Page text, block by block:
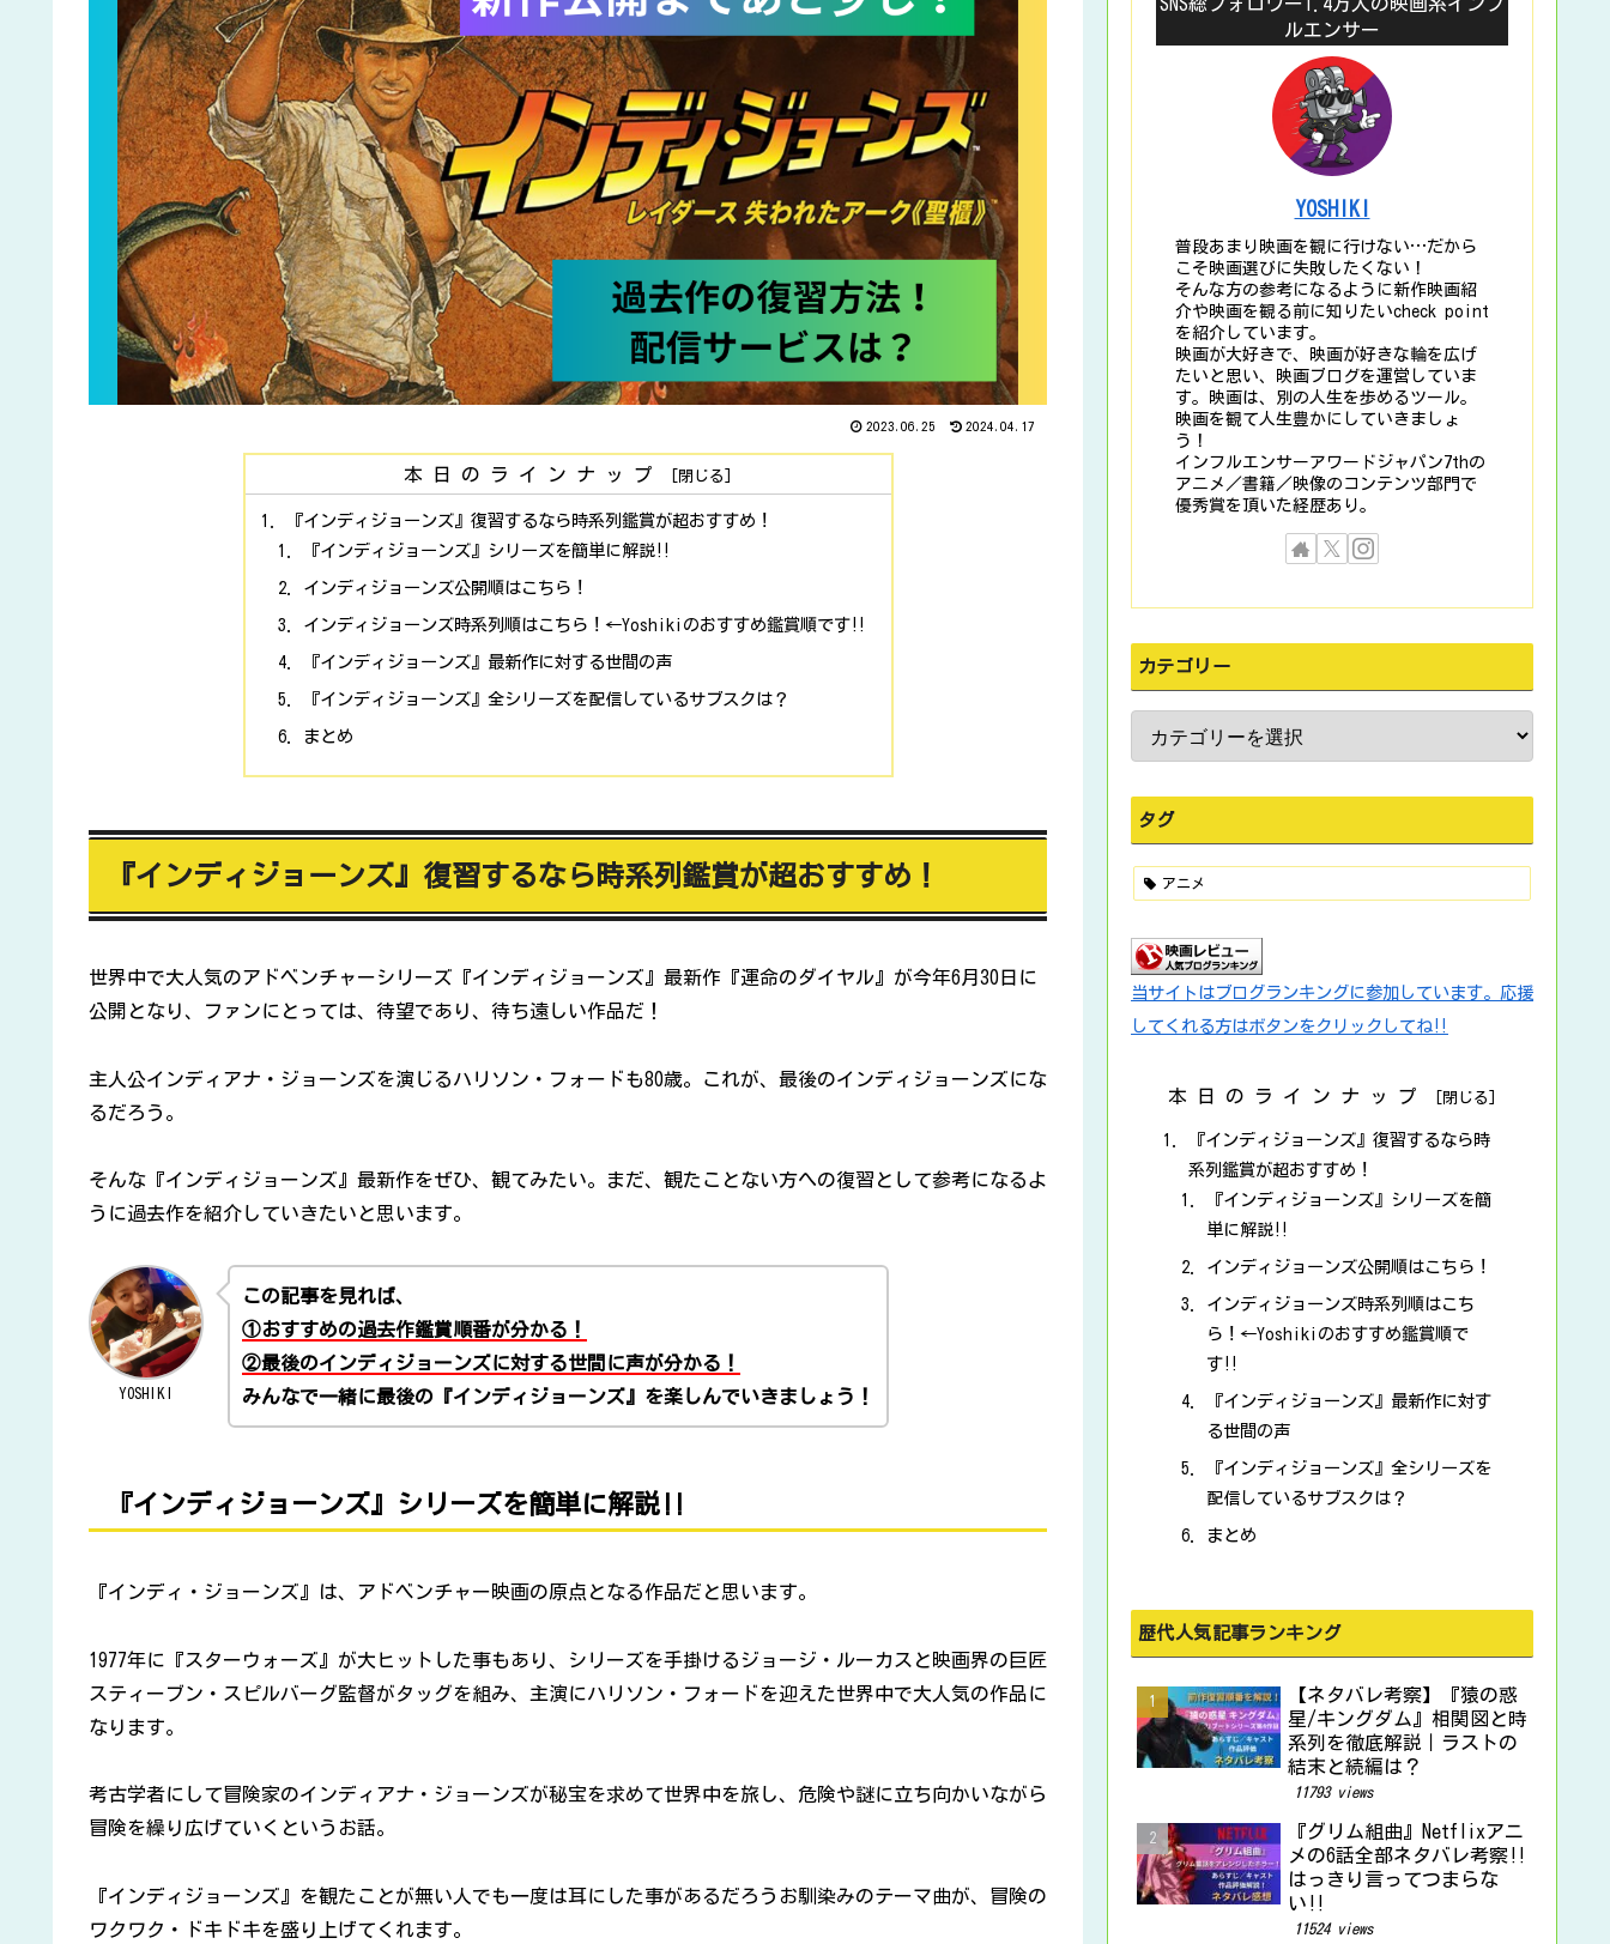
2023.06.25 2024.04.17
本日のラインナップ
『インディジョーンズ』復習するなら時系列鑑賞が超おすすめ！
『インディジョーンズ』シリーズを簡単に解説‼
インディジョーンズ公開順はこちら！
インディジョーンズ時系列順はこちら！←Yoshikiのおすすめ鑑賞順です‼
『インディジョーンズ』最新作に対する世間の声
『インディジョーンズ』全シリーズを配信しているサブスクは？
まとめ
『インディジョーンズ』復習するなら時系列鑑賞が超おすすめ！
世界中で大人気のアドベンチャーシリーズ『インディジョーンズ』最新作『運命のダイヤル』が今年6月30日に
公開となり、ファンにとっては、待望であり、待ち遠しい作品だ！
主人公インディアナ・ジョーンズを演じるハリソン・フォードも80歳。これが、最後のインディジョーンズにな
るだろう。
そんな『インディジョーンズ』最新作をぜひ、観てみたい。まだ、観たことない方への復習として参考になるよ
うに過去作を紹介していきたいと思います。
YOSHIKI
この記事を見れば、
①おすすめの過去作鑑賞順番が分かる！
②最後のインディジョーンズに対する世間に声が分かる！
みんなで一緒に最後の『インディジョーンズ』を楽しんでいきましょう！
『インディジョーンズ』シリーズを簡単に解説‼
『インディ・ジョーンズ』は、アドベンチャー映画の原点となる作品だと思います。
1977年に『スターウォーズ』が大ヒットした事もあり、シリーズを手掛けるジョージ・ルーカスと映画界の巨匠
スティーブン・スピルバーグ監督がタッグを組み、主演にハリソン・フォードを迎えた世界中で大人気の作品に
なります。
考古学者にして冒険家のインディアナ・ジョーンズが秘宝を求めて世界中を旅し、危険や謎に立ち向かいながら
冒険を繰り広げていくというお話。
『インディジョーンズ』を観たことが無い人でも一度は耳にした事があるだろうお馴染みのテーマ曲が、冒険の
ワクワク・ドキドキを盛り上げてくれます。
SNS総フォロワー1.4万人の映画系インフ
ルエンサー
YOSHIKI
普段あまり映画を観に行けない…だから
こそ映画選びに失敗したくない！
そんな方の参考になるように新作映画紹
介や映画を観る前に知りたいcheck point
を紹介しています。
映画が大好きで、映画が好きな輪を広げ
たいと思い、映画ブログを運営していま
す。映画は、別の人生を歩めるツール。
映画を観て人生豊かにしていきましょ
う！
インフルエンサーアワードジャパン7thの
アニメ／書籍／映像のコンテンツ部門で
優秀賞を頂いた経歴あり。
カテゴリー
タグ
アニメ
当サイトはブログランキングに参加しています。応援
してくれる方はボタンをクリックしてね‼
本日のラインナップ
『インディジョーンズ』復習するなら時
系列鑑賞が超おすすめ！
『インディジョーンズ』シリーズを簡
単に解説‼
インディジョーンズ公開順はこちら！
インディジョーンズ時系列順はこち
ら！←Yoshikiのおすすめ鑑賞順で
す‼
『インディジョーンズ』最新作に対す
る世間の声
『インディジョーンズ』全シリーズを
配信しているサブスクは？
まとめ
歴代人気記事ランキング
【ネタバレ考察】『猿の惑
星/キングダム』相関図と時
系列を徹底解説｜ラストの
結末と続編は？
11793 views
『グリム組曲』Netflixアニ
メの6話全部ネタバレ考察‼
はっきり言ってつまらな
い‼
11524 views